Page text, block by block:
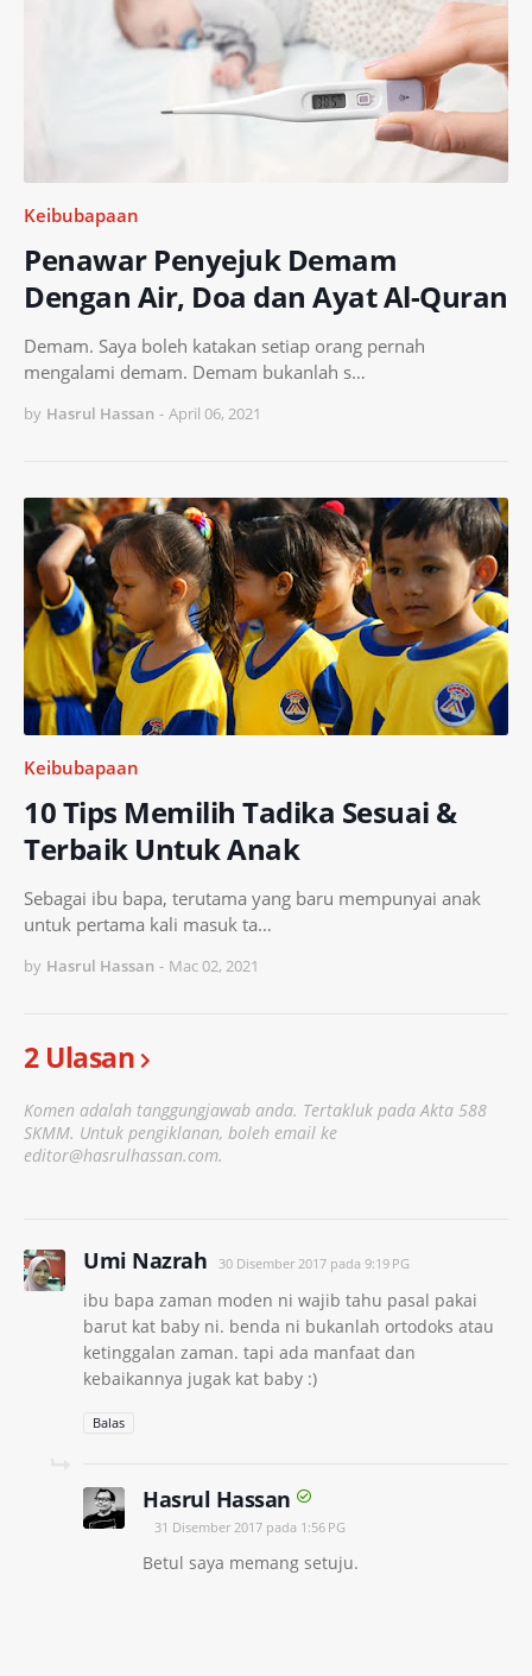
Keibubapaan
Penawar Penyejuk Demam
Dengan Air, Doa dan Ayat Al-Quran
Demam. Saya boleh katakan setiap orang pernah
mengalami demam. Demam bukanlah s…
by Hasrul Hassan - April 06, 2021
Keibubapaan
10 Tips Memilih Tadika Sesuai &
Terbaik Untuk Anak
Sebagai ibu bapa, terutama yang baru mempunyai anak
untuk pertama kali masuk ta…
by Hasrul Hassan - Mac 02, 2021
2 Ulasan
Komen adalah tanggungjawab anda. Tertakluk pada Akta 588
SKMM. Untuk pengiklanan, boleh email ke
editor@hasrulhassan.com.
Umi Nazrah 30 Disember 2017 pada 9:19 PG
ibu bapa zaman moden ni wajib tahu pasal pakai
barut kat baby ni. benda ni bukanlah ortodoks atau
ketinggalan zaman. tapi ada manfaat dan
kebaikannya jugak kat baby :)
Balas
Hasrul Hassan
31 Disember 2017 pada 1:56 PG
Betul saya memang setuju.